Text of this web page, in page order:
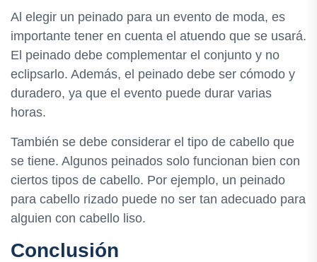
Al elegir un peinado para un evento de moda, es
importante tener en cuenta el atuendo que se usará.
El peinado debe complementar el conjunto y no
eclipsarlo. Además, el peinado debe ser cómodo y
duradero, ya que el evento puede durar varias
horas.
También se debe considerar el tipo de cabello que
se tiene. Algunos peinados solo funcionan bien con
ciertos tipos de cabello. Por ejemplo, un peinado
para cabello rizado puede no ser tan adecuado para
alguien con cabello liso.
Conclusión